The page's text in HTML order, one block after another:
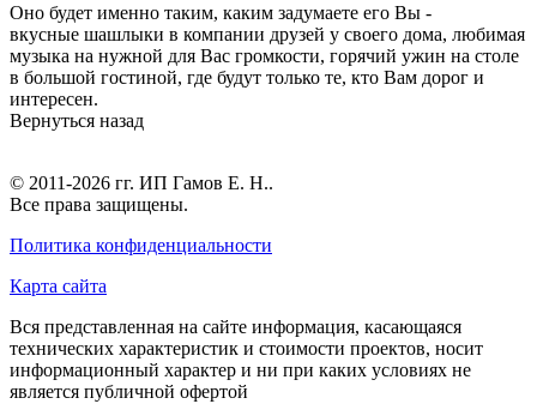
Оно будет именно таким, каким задумаете его Вы -
вкусные шашлыки в компании друзей у своего дома, любимая
музыка на нужной для Вас громкости, горячий ужин на столе
в большой гостиной, где будут только те, кто Вам дорог и
интересен.
Вернуться назад
© 2011-2026 гг. ИП Гамов Е. Н..
Все права защищены.
Политика конфиденциальности
Карта сайта
Вся представленная на сайте информация, касающаяся
технических характеристик и стоимости проектов, носит
информационный характер и ни при каких условиях не
является публичной офертой